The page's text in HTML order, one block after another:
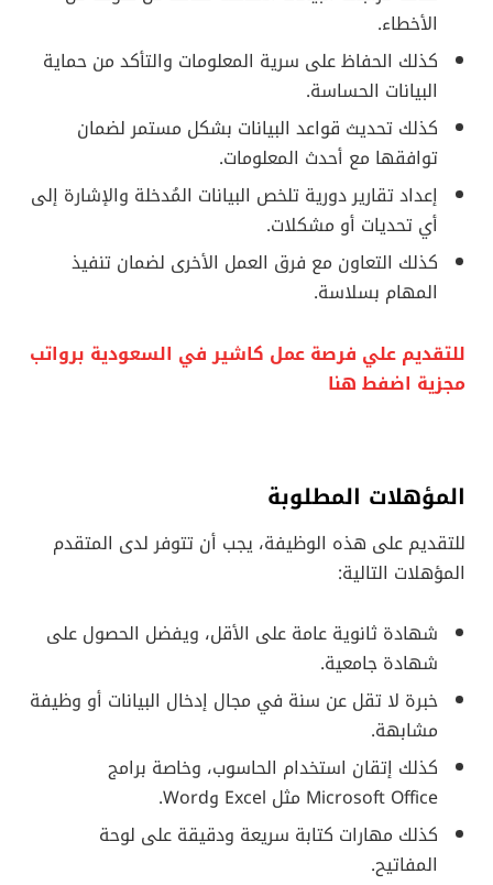
الأخطاء.
كذلك الحفاظ على سرية المعلومات والتأكد من حماية
البيانات الحساسة.
كذلك تحديث قواعد البيانات بشكل مستمر لضمان
توافقها مع أحدث المعلومات.
إعداد تقارير دورية تلخص البيانات المُدخلة والإشارة إلى
أي تحديات أو مشكلات.
كذلك التعاون مع فرق العمل الأخرى لضمان تنفيذ
المهام بسلاسة.
للتقديم علي فرصة عمل كاشير في السعودية برواتب
مجزية اضفط هنا
المؤهلات المطلوبة
للتقديم على هذه الوظيفة، يجب أن تتوفر لدى المتقدم
المؤهلات التالية:
شهادة ثانوية عامة على الأقل، ويفضل الحصول على
شهادة جامعية.
خبرة لا تقل عن سنة في مجال إدخال البيانات أو وظيفة
مشابهة.
كذلك إتقان استخدام الحاسوب، وخاصة برامج
Microsoft Office مثل Excel وWord.
كذلك مهارات كتابة سريعة ودقيقة على لوحة
المفاتيح.